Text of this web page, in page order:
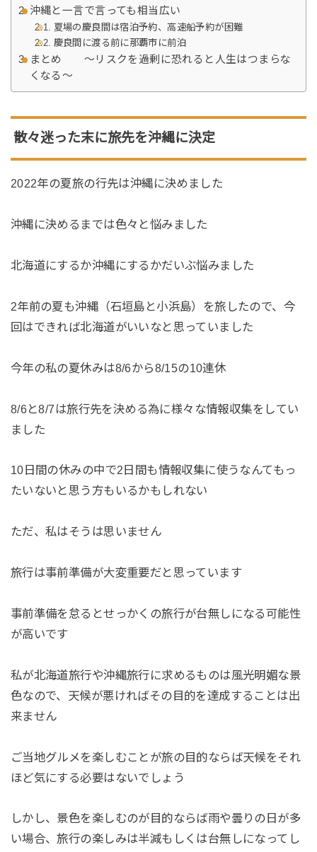
沖縄と一言で言っても相当広い
夏場の慶良間は宿泊予約、高速船予約が困難
慶良間に渡る前に那覇市に前泊
まとめ 〜リスクを過剰に恐れると人生はつまらな
くなる〜
散々迷った末に旅先を沖縄に決定
2022年の夏旅の行先は沖縄に決めました
沖縄に決めるまでは色々と悩みました
北海道にするか沖縄にするかだいぶ悩みました
2年前の夏も沖縄（石垣島と小浜島）を旅したので、今
回はできれば北海道がいいなと思っていました
今年の私の夏休みは8/6から8/15の10連休
8/6と8/7は旅行先を決める為に様々な情報収集をしてい
ました
10日間の休みの中で2日間も情報収集に使うなんてもっ
たいないと思う方もいるかもしれない
ただ、私はそうは思いません
旅行は事前準備が大変重要だと思っています
事前準備を怠るとせっかくの旅行が台無しになる可能性
が高いです
私が北海道旅行や沖縄旅行に求めるものは風光明媚な景
色なので、天候が悪ければその目的を達成することは出
来ません
ご当地グルメを楽しむことが旅の目的ならば天候をそれ
ほど気にする必要はないでしょう
しかし、景色を楽しむのが目的ならば雨や曇りの日が多
い場合、旅行の楽しみは半減もしくは台無しになってし